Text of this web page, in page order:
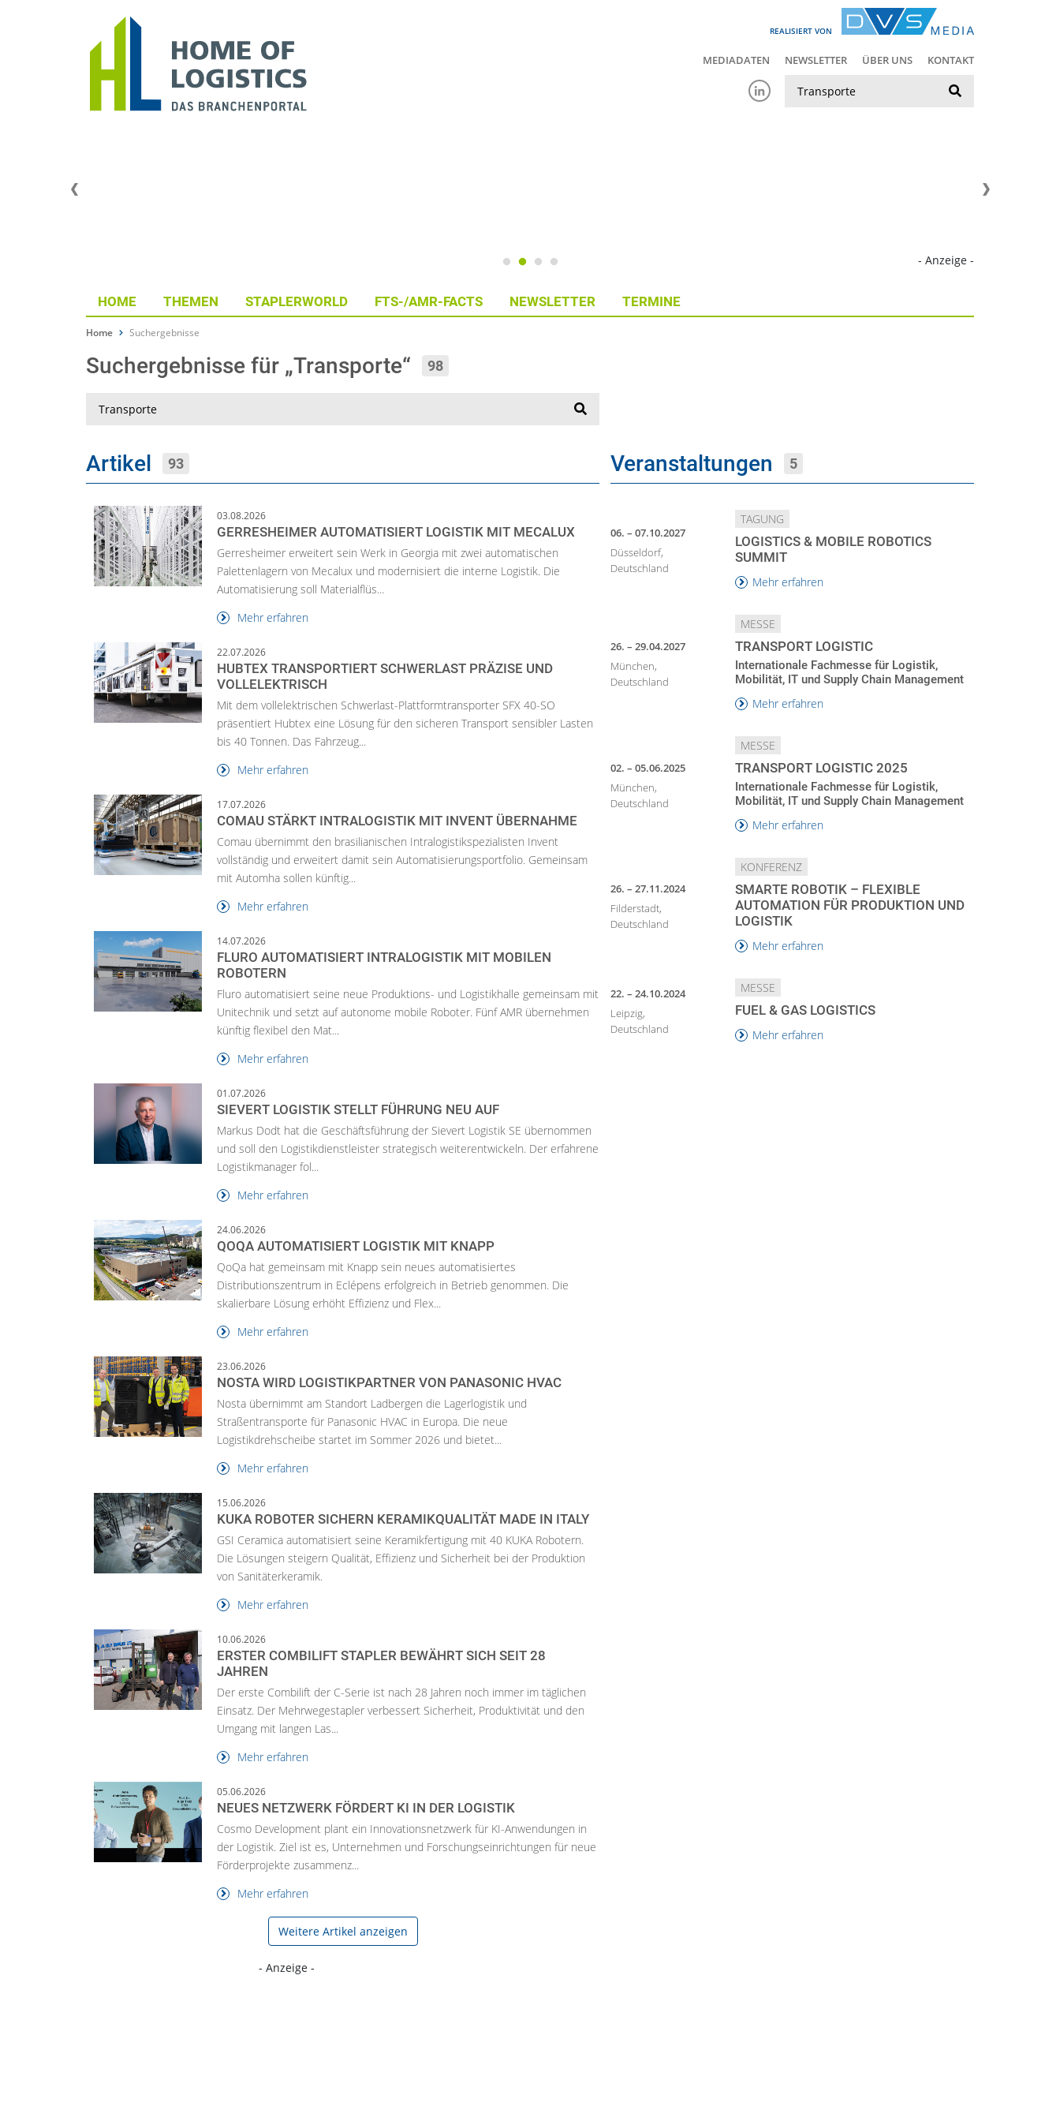
REALISIERT VON
MEDIADATEN NEWSLETTER ÜBER UNS KONTAKT
- Anzeige -
HOME THEMEN STAPLERWORLD FTS-/AMR-FACTS NEWSLETTER TERMINE
Home Suchergebnisse
Suchergebnisse für „Transporte“ 98
Artikel 93
03.08.2026
GERRESHEIMER AUTOMATISIERT LOGISTIK MIT MECALUX
Gerresheimer erweitert sein Werk in Georgia mit zwei automatischen
Palettenlagern von Mecalux und modernisiert die interne Logistik. Die
Automatisierung soll Materialflüs...
Mehr erfahren
22.07.2026
HUBTEX TRANSPORTIERT SCHWERLAST PRÄZISE UND
VOLLELEKTRISCH
Mit dem vollelektrischen Schwerlast-Plattformtransporter SFX 40-SO
präsentiert Hubtex eine Lösung für den sicheren Transport sensibler Lasten
bis 40 Tonnen. Das Fahrzeug...
Mehr erfahren
17.07.2026
COMAU STÄRKT INTRALOGISTIK MIT INVENT ÜBERNAHME
Comau übernimmt den brasilianischen Intralogistikspezialisten Invent
vollständig und erweitert damit sein Automatisierungsportfolio. Gemeinsam
mit Automha sollen künftig...
Mehr erfahren
14.07.2026
FLURO AUTOMATISIERT INTRALOGISTIK MIT MOBILEN
ROBOTERN
Fluro automatisiert seine neue Produktions- und Logistikhalle gemeinsam mit
Unitechnik und setzt auf autonome mobile Roboter. Fünf AMR übernehmen
künftig flexibel den Mat...
Mehr erfahren
01.07.2026
SIEVERT LOGISTIK STELLT FÜHRUNG NEU AUF
Markus Dodt hat die Geschäftsführung der Sievert Logistik SE übernommen
und soll den Logistikdienstleister strategisch weiterentwickeln. Der erfahrene
Logistikmanager fol...
Mehr erfahren
24.06.2026
QOQA AUTOMATISIERT LOGISTIK MIT KNAPP
QoQa hat gemeinsam mit Knapp sein neues automatisiertes
Distributionszentrum in Eclépens erfolgreich in Betrieb genommen. Die
skalierbare Lösung erhöht Effizienz und Flex...
Mehr erfahren
23.06.2026
NOSTA WIRD LOGISTIKPARTNER VON PANASONIC HVAC
Nosta übernimmt am Standort Ladbergen die Lagerlogistik und
Straßentransporte für Panasonic HVAC in Europa. Die neue
Logistikdrehscheibe startet im Sommer 2026 und bietet...
Mehr erfahren
15.06.2026
KUKA ROBOTER SICHERN KERAMIKQUALITÄT MADE IN ITALY
GSI Ceramica automatisiert seine Keramikfertigung mit 40 KUKA Robotern.
Die Lösungen steigern Qualität, Effizienz und Sicherheit bei der Produktion
von Sanitäterkeramik.
Mehr erfahren
10.06.2026
ERSTER COMBILIFT STAPLER BEWÄHRT SICH SEIT 28
JAHREN
Der erste Combilift der C-Serie ist nach 28 Jahren noch immer im täglichen
Einsatz. Der Mehrwegestapler verbessert Sicherheit, Produktivität und den
Umgang mit langen Las...
Mehr erfahren
05.06.2026
NEUES NETZWERK FÖRDERT KI IN DER LOGISTIK
Cosmo Development plant ein Innovationsnetzwerk für KI-Anwendungen in
der Logistik. Ziel ist es, Unternehmen und Forschungseinrichtungen für neue
Förderprojekte zusammenz...
Mehr erfahren
Weitere Artikel anzeigen
Veranstaltungen 5
06. – 07.10.2027
Düsseldorf,
Deutschland
TAGUNG
LOGISTICS & MOBILE ROBOTICS
SUMMIT
Mehr erfahren
26. – 29.04.2027
München,
Deutschland
MESSE
TRANSPORT LOGISTIC
Internationale Fachmesse für Logistik,
Mobilität, IT und Supply Chain Management
Mehr erfahren
02. – 05.06.2025
München,
Deutschland
MESSE
TRANSPORT LOGISTIC 2025
Internationale Fachmesse für Logistik,
Mobilität, IT und Supply Chain Management
Mehr erfahren
26. – 27.11.2024
Filderstadt,
Deutschland
KONFERENZ
SMARTE ROBOTIK – FLEXIBLE
AUTOMATION FÜR PRODUKTION UND
LOGISTIK
Mehr erfahren
22. – 24.10.2024
Leipzig,
Deutschland
MESSE
FUEL & GAS LOGISTICS
Mehr erfahren
- Anzeige -